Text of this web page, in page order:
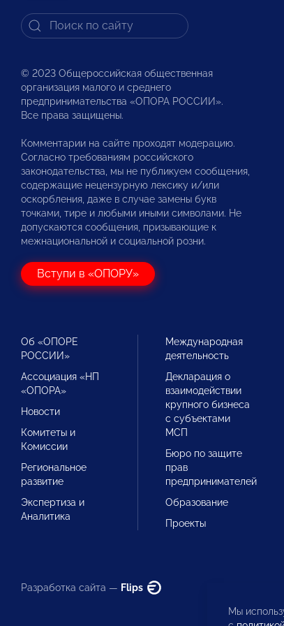
© 2023 Общероссийская общественная
организация малого и среднего
предпринимательства «ОПОРА РОССИИ».
Все права защищены.
Комментарии на сайте проходят модерацию.
Согласно требованиям российского
законодательства, мы не публикуем сообщения,
содержащие нецензурную лексику и/или
оскорбления, даже в случае замены букв
точками, тире и любыми иными символами. Не
допускаются сообщения, призывающие к
межнациональной и социальной розни.
Вступи в «ОПОРУ»
Об «ОПОРЕ
РОССИИ»
Ассоциация «НП
«ОПОРА»
Новости
Комитеты и
Комиссии
Региональное
развитие
Экспертиза и
Аналитика
Международная
деятельность
Декларация о
взаимодействии
крупного бизнеса
с субъектами
МСП
Бюро по защите
прав
предпринимателей
Образование
Проекты
Разработка сайта — Flips
Мы